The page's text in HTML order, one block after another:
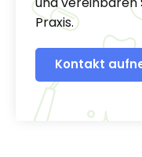
Praxis.
Kontakt